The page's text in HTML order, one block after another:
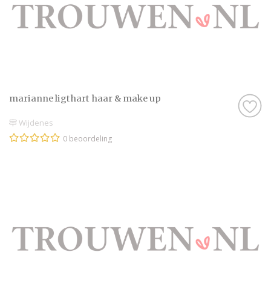
marianne ligthart haar & make up
Wijdenes
0 beoordeling